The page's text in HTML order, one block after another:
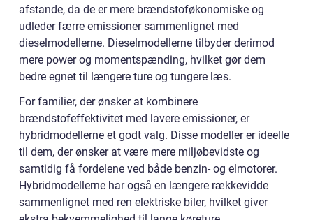
afstande, da de er mere brændstoføkonomiske og
udleder færre emissioner sammenlignet med
dieselmodellerne. Dieselmodellerne tilbyder derimod
mere power og momentspænding, hvilket gør dem
bedre egnet til længere ture og tungere læs.
For familier, der ønsker at kombinere
brændstofeffektivitet med lavere emissioner, er
hybridmodellerne et godt valg. Disse modeller er ideelle
til dem, der ønsker at være mere miljøbevidste og
samtidig få fordelene ved både benzin- og elmotorer.
Hybridmodellerne har også en længere rækkevidde
sammenlignet med ren elektriske biler, hvilket giver